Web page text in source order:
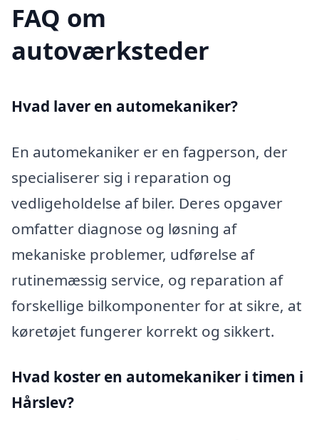
FAQ om
autoværksteder
Hvad laver en automekaniker?
En automekaniker er en fagperson, der
specialiserer sig i reparation og
vedligeholdelse af biler. Deres opgaver
omfatter diagnose og løsning af
mekaniske problemer, udførelse af
rutinemæssig service, og reparation af
forskellige bilkomponenter for at sikre, at
køretøjet fungerer korrekt og sikkert.
Hvad koster en automekaniker i timen i
Hårslev?